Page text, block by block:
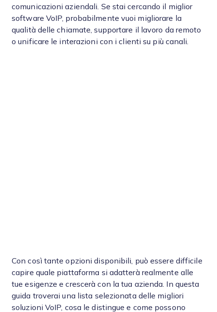
comunicazioni aziendali. Se stai cercando il miglior
software VoIP, probabilmente vuoi migliorare la
qualità delle chiamate, supportare il lavoro da remoto
o unificare le interazioni con i clienti su più canali.
Con così tante opzioni disponibili, può essere difficile
capire quale piattaforma si adatterà realmente alle
tue esigenze e crescerà con la tua azienda. In questa
guida troverai una lista selezionata delle migliori
soluzioni VoIP, cosa le distingue e come possono